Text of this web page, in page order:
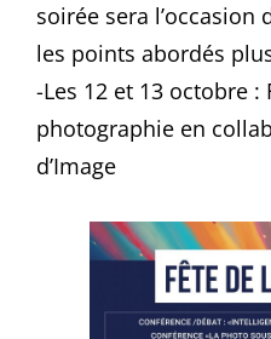
soirée sera l’occasion
les points abordés
-Les 12 et 13 octobre :
photographie en
d’Image